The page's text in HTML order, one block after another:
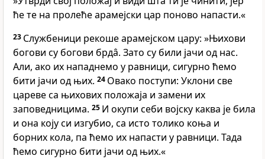
ће те на пролеће арамејски цар поново напасти.«
23 Службеници рекоше арамејском цару: »Њихови
богови су богови брдâ. Зато су били јачи од нас.
Али, ако их нападнемо у равници, сигурно ћемо
бити јачи од њих. 24 Овако поступи: Уклони све
цареве са њихових положаја и замени их
заповедницима. 25 И окупи себи војску каква је била
и она коју си изгубио, са исто толико коња и
борних кола, па ћемо их напасти у равници. Тада
ћемо сигурно бити јачи од њих.«